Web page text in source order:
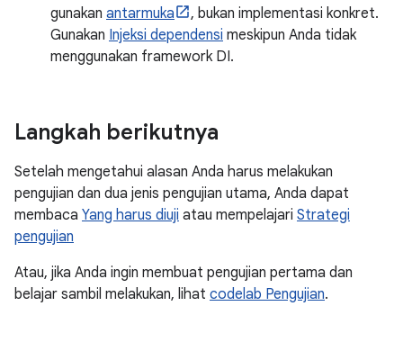
gunakan antarmuka
, bukan implementasi konkret.
Gunakan Injeksi dependensi meskipun Anda tidak
menggunakan framework DI.
Langkah berikutnya
Setelah mengetahui alasan Anda harus melakukan
pengujian dan dua jenis pengujian utama, Anda dapat
membaca Yang harus diuji atau mempelajari Strategi
pengujian
Atau, jika Anda ingin membuat pengujian pertama dan
belajar sambil melakukan, lihat codelab Pengujian.